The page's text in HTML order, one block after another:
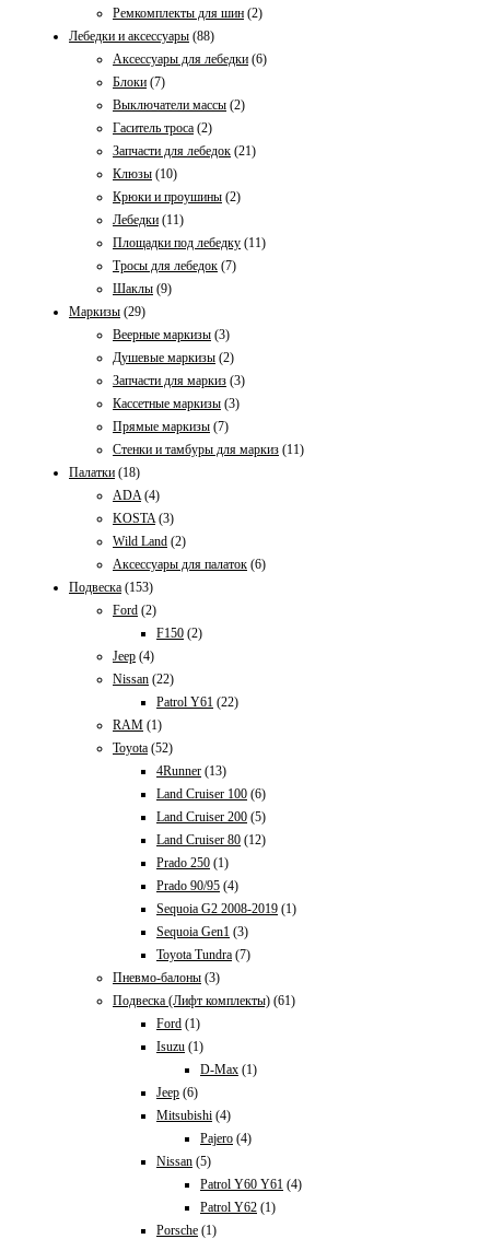
Ремкомплекты для шин (2)
Лебедки и аксессуары (88)
Аксессуары для лебедки (6)
Блоки (7)
Выключатели массы (2)
Гаситель тросa (2)
Запчасти для лебедок (21)
Клюзы (10)
Крюки и проушины (2)
Лебедки (11)
Площадки под лебедку (11)
Тросы для лебедок (7)
Шаклы (9)
Маркизы (29)
Веерные маркизы (3)
Душевые маркизы (2)
Запчасти для маркиз (3)
Кассетные маркизы (3)
Прямые маркизы (7)
Стенки и тамбуры для маркиз (11)
Палатки (18)
ADA (4)
KOSTA (3)
Wild Land (2)
Аксессуары для палаток (6)
Подвеска (153)
Ford (2)
F150 (2)
Jeep (4)
Nissan (22)
Patrol Y61 (22)
RAM (1)
Toyota (52)
4Runner (13)
Land Cruiser 100 (6)
Land Cruiser 200 (5)
Land Cruiser 80 (12)
Prado 250 (1)
Prado 90/95 (4)
Sequoia G2 2008-2019 (1)
Sequoia Gen1 (3)
Toyota Tundra (7)
Пневмо-балоны (3)
Подвеска (Лифт комплекты) (61)
Ford (1)
Isuzu (1)
D-Max (1)
Jeep (6)
Mitsubishi (4)
Pajero (4)
Nissan (5)
Patrol Y60 Y61 (4)
Patrol Y62 (1)
Porsche (1)